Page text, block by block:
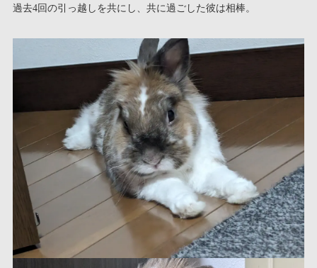
過去4回の引っ越しを共にし、共に過ごした彼は相棒。